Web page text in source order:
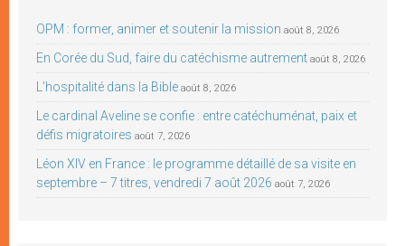
OPM : former, animer et soutenir la mission août 8, 2026
En Corée du Sud, faire du catéchisme autrement août 8, 2026
L’hospitalité dans la Bible août 8, 2026
Le cardinal Aveline se confie : entre catéchuménat, paix et
défis migratoires août 7, 2026
Léon XIV en France : le programme détaillé de sa visite en
septembre – 7 titres, vendredi 7 août 2026 août 7, 2026